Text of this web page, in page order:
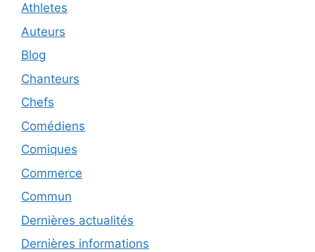
Athletes
Auteurs
Blog
Chanteurs
Chefs
Comédiens
Comiques
Commerce
Commun
Dernières actualités
Dernières informations